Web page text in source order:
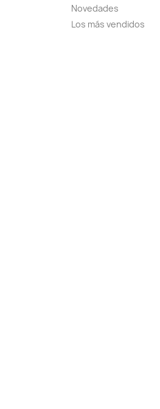
Novedades
Los más vendidos